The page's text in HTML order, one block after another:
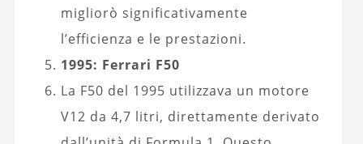
migliorò significativamente
l’efficienza e le prestazioni.
1995: Ferrari F50
La F50 del 1995 utilizzava un motore
V12 da 4,7 litri, direttamente derivato